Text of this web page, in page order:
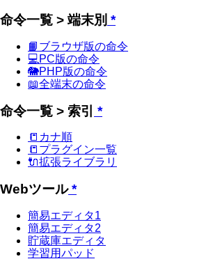
命令一覧 > 端末別 *
📙ブラウザ版の命令
💻PC版の命令
🐘PHP版の命令
📖全端末の命令
命令一覧 > 索引 *
📒カナ順
📒プラグイン一覧
🔌拡張ライブラリ
Webツール*
簡易エディタ1
簡易エディタ2
貯蔵庫エディタ
学習用パッド